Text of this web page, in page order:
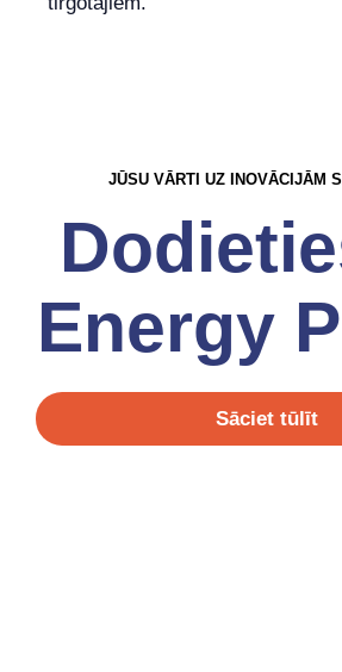
JŪSU VĀRTI UZ INOVĀCIJĀM
Energy
Sāciet tūlīt